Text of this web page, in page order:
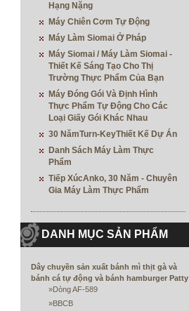
Hạng Nặng
Máy Chiên Cơm Tự Động
Máy Làm Siomai Ở Pháp
Máy Siomai / Máy Làm Siomai -
Thiết Kế Sáng Tạo Cho Thị
Trường Thực Phẩm Của Bạn
Máy Đóng Gói Và Định Hình
Thực Phẩm Tự Động Cho Các
Loại Giấy Gói Khác Nhau
30 NămTurn-KeyThiết Kế Dự Án
Danh Sách Máy Làm Thực
Phẩm
Tiếp XúcAnko, 30 Năm - Chuyên
Gia Máy Làm Thực Phẩm
DANH MỤC SẢN PHẨM
Dây chuyền sản xuất bánh mì thịt gà và
bánh cá tự động và bánh hamburger Patty
»Dòng AF-589
»BBCB